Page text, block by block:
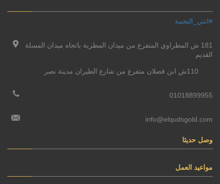
#انتي_النجمة
181 ش المطراوي المتفرع من ميدان المطرية باتجاه ميدان المسلة
القديم
110ش ابن فضلان متفرع من شارع الطيران مدينة نصر
01018899955
info@elqudsgold.com
وصل حديثا
مواعيد العمل